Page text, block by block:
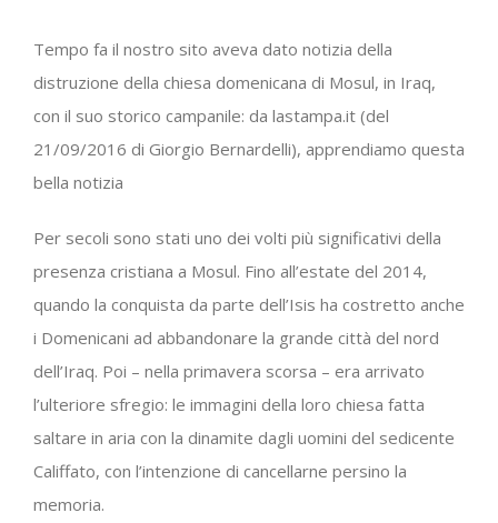
Tempo fa il nostro sito aveva dato notizia della
distruzione della chiesa domenicana di Mosul, in Iraq,
con il suo storico campanile: da lastampa.it (del
21/09/2016 di Giorgio Bernardelli), apprendiamo questa
bella notizia
Per secoli sono stati uno dei volti più significativi della
presenza cristiana a Mosul. Fino all’estate del 2014,
quando la conquista da parte dell’Isis ha costretto anche
i Domenicani ad abbandonare la grande città del nord
dell’Iraq. Poi – nella primavera scorsa – era arrivato
l’ulteriore sfregio: le immagini della loro chiesa fatta
saltare in aria con la dinamite dagli uomini del sedicente
Califfato, con l’intenzione di cancellarne persino la
memoria.